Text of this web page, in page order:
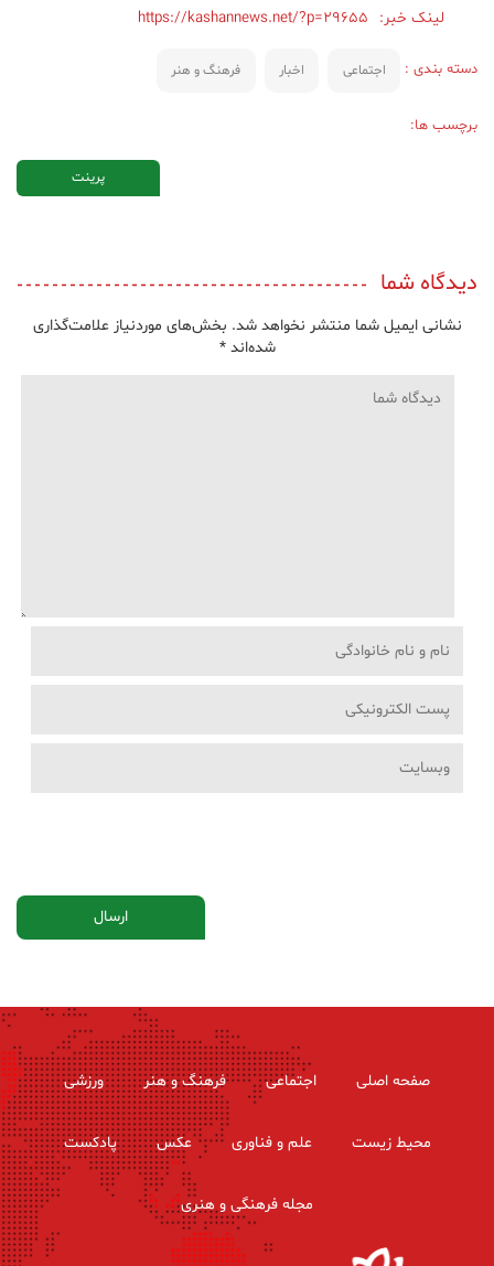
لینک خبر: https://kashannews.net/?p=29655
دسته بندی : اجتماعی اخبار فرهنگ و هنر
برچسب ها:
پرینت
دیدگاه شما
نشانی ایمیل شما منتشر نخواهد شد. بخش‌های موردنیاز علامت‌گذاری
شده‌اند*
صفحه اصلی اجتماعی فرهنگ و هنر ورزشی
محیط زیست علم و فناوری عکس پادکست
مجله فرهنگی و هنری